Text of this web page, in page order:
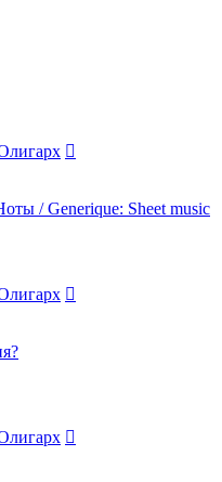
/ Generique: Sheet music